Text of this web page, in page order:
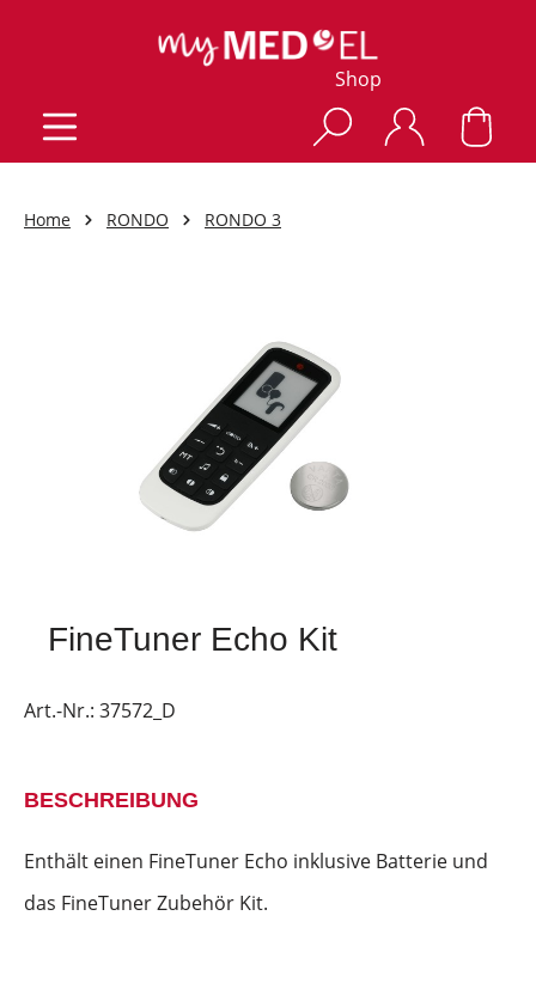
Shop
Home RONDO RONDO 3
FineTuner Echo Kit
Art.-Nr.: 37572_D
BESCHREIBUNG
Enthält einen FineTuner Echo inklusive Batterie und
das FineTuner Zubehör Kit.